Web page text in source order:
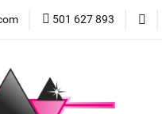
501 627 893